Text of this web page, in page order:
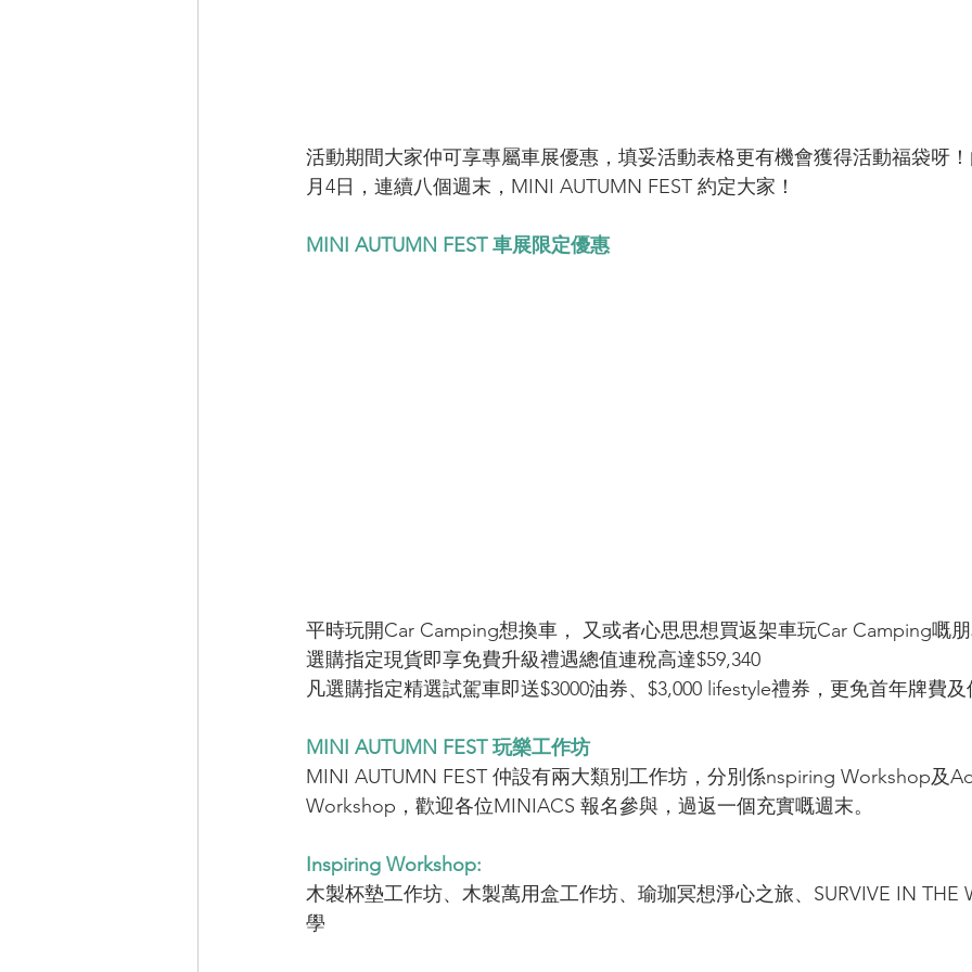
活動期間大家仲可享專屬車展優惠，填妥活動表格更有機會獲得活動福袋呀！
月4日，連續八個週末，MINI AUTUMN FEST 約定大家！
MINI AUTUMN FEST 車展限定優惠
平時玩開Car Camping想換車， 又或者心思思想買返架車玩Car Camping嘅
選購指定現貨即享免費升級禮遇總值連稅高達$59,340
凡選購指定精選試駕車即送$3000油券、$3,000 lifestyle禮券，更免首年牌費及
MINI AUTUMN FEST 玩樂工作坊
MINI AUTUMN FEST 仲設有兩大類別工作坊，分別係nspiring Workshop及
Workshop，歡迎各位MINIACS 報名參與，過返一個充實嘅週末。
Inspiring Workshop:
木製杯墊工作坊、木製萬用盒工作坊、瑜珈冥想淨心之旅、SURVIVE IN THE
學